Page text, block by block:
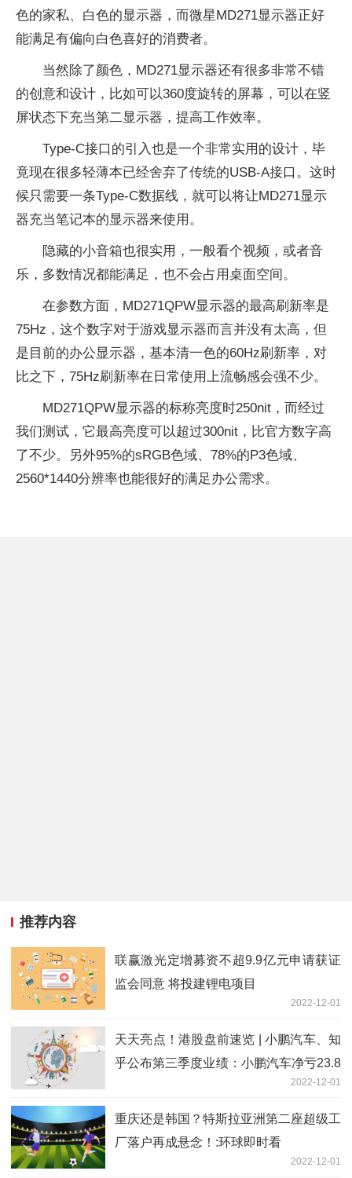
色的家私、白色的显示器，而微星MD271显示器正好
能满足有偏向白色喜好的消费者。
当然除了颜色，MD271显示器还有很多非常不错
的创意和设计，比如可以360度旋转的屏幕，可以在竖
屏状态下充当第二显示器，提高工作效率。
Type-C接口的引入也是一个非常实用的设计，毕
竟现在很多轻薄本已经舍弃了传统的USB-A接口。这时
候只需要一条Type-C数据线，就可以将让MD271显示
器充当笔记本的显示器来使用。
隐藏的小音箱也很实用，一般看个视频，或者音
乐，多数情况都能满足，也不会占用桌面空间。
在参数方面，MD271QPW显示器的最高刷新率是
75Hz，这个数字对于游戏显示器而言并没有太高，但
是目前的办公显示器，基本清一色的60Hz刷新率，对
比之下，75Hz刷新率在日常使用上流畅感会强不少。
MD271QPW显示器的标称亮度时250nit，而经过
我们测试，它最高亮度可以超过300nit，比官方数字高
了不少。另外95%的sRGB色域、78%的P3色域、
2560*1440分辨率也能很好的满足办公需求。
推荐内容
联赢激光定增募资不超9.9亿元申请获证
监会同意 将投建锂电项目
2022-12-01
天天亮点！港股盘前速览 | 小鹏汽车、知
乎公布第三季度业绩：小鹏汽车净亏23.8
2022-12-01
重庆还是韩国？特斯拉亚洲第二座超级工
厂落户再成悬念！:环球即时看
2022-12-01